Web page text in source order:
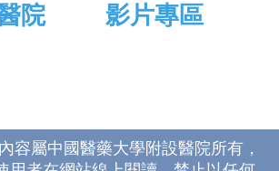
院 影片專區
容屬中國醫藥大學附設醫院所有，